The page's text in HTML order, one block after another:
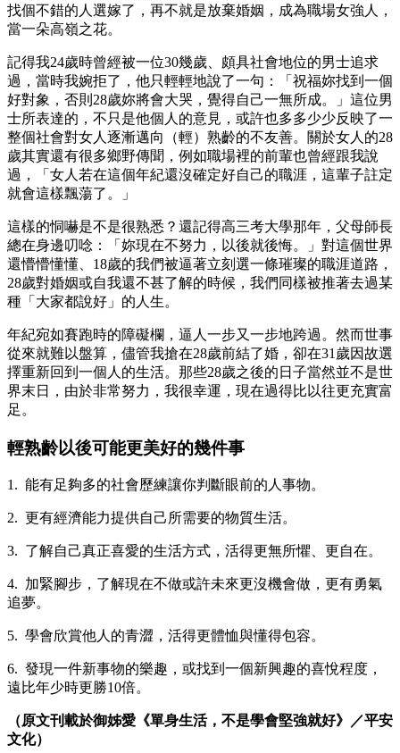
找個不錯的人選嫁了，再不就是放棄婚姻，成為職場女強人，
當一朵高嶺之花。
記得我24歲時曾經被一位30幾歲、頗具社會地位的男士追求
過，當時我婉拒了，他只輕輕地說了一句：「祝福妳找到一個
好對象，否則28歲妳將會大哭，覺得自己一無所成。」這位男
士所表達的，不只是他個人的意見，或許也多多少少反映了一
整個社會對女人逐漸邁向（輕）熟齡的不友善。關於女人的28
歲其實還有很多鄉野傳聞，例如職場裡的前輩也曾經跟我說
過，「女人若在這個年紀還沒確定好自己的職涯，這輩子註定
就會這樣飄蕩了。」
這樣的恫嚇是不是很熟悉？還記得高三考大學那年，父母師長
總在身邊叨唸：「妳現在不努力，以後就後悔。」對這個世界
還懵懵懂懂、18歲的我們被逼著立刻選一條璀璨的職涯道路，
28歲對婚姻或自我還不甚了解的時候，我們同樣被推著去過某
種「大家都說好」的人生。
年紀宛如賽跑時的障礙欄，逼人一步又一步地跨過。然而世事
從來就難以盤算，儘管我搶在28歲前結了婚，卻在31歲因故選
擇重新回到一個人的生活。那些28歲之後的日子當然並不是世
界末日，由於非常努力，我很幸運，現在過得比以往更充實富
足。
輕熟齡以後可能更美好的幾件事
1. 能有足夠多的社會歷練讓你判斷眼前的人事物。
2. 更有經濟能力提供自己所需要的物質生活。
3. 了解自己真正喜愛的生活方式，活得更無所懼、更自在。
4. 加緊腳步，了解現在不做或許未來更沒機會做，更有勇氣
追夢。
5. 學會欣賞他人的青澀，活得更體恤與懂得包容。
6. 發現一件新事物的樂趣，或找到一個新興趣的喜悅程度，
遠比年少時更勝10倍。
（原文刊載於御姊愛《單身生活，不是學會堅強就好》／平安
文化）